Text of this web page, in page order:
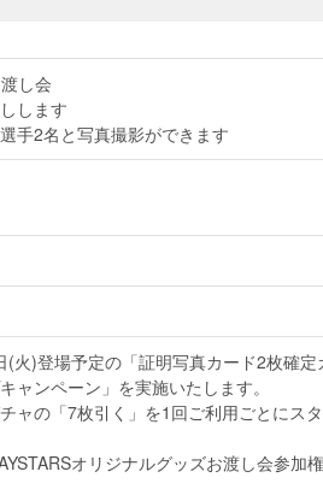
し会
します
手2名と写真撮影ができます
(火)登場予定の「証明写真カード2枚確定
ャンペーン」を実施いたします。
ャの「7枚引く」を1回ご利用ごとにス
オリジナルグッズお渡し会参加